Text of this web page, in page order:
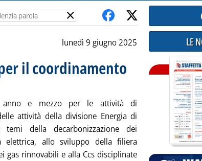
×
lunedì 9 giugno 2025
il coordinamento
e mezzo per le attività di
attività della divisione Energia di
della decarbonizzazione dei
elettrica, allo sviluppo della filiera
gas rinnovabili e alla Ccs disciplinate
LE